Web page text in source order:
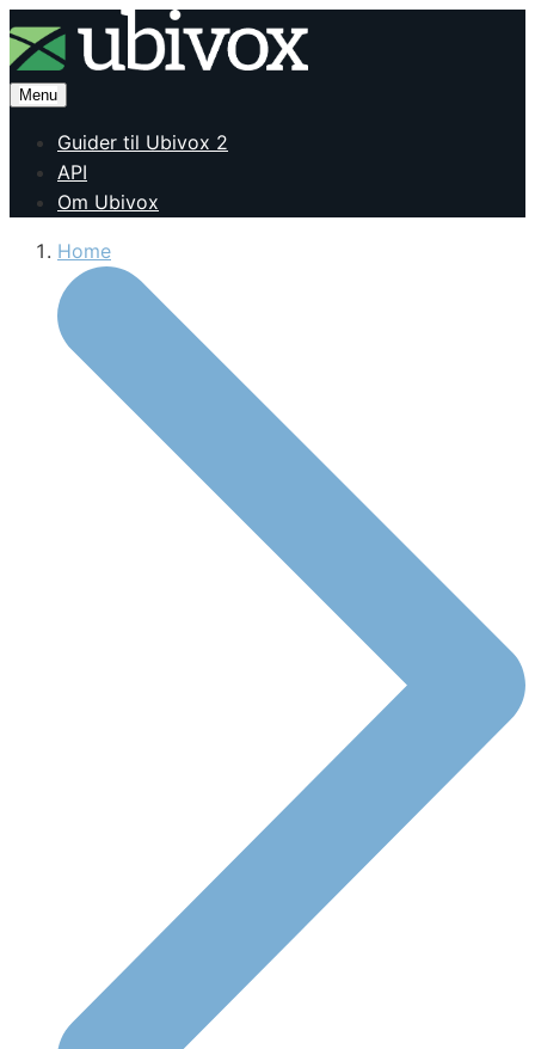
Menu
Guider til Ubivox 2
API
Om Ubivox
Home